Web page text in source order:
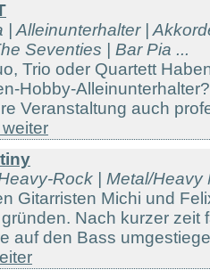
| Alleinunterhalter |
Seventies | Bar Pia ...
Trio oder Quartett
Hobby-
Veranstaltung auch
weiter
Rock | Metal/Heavy
Gitarristen Michi und
Nach kurzer zeit
auf den Bass